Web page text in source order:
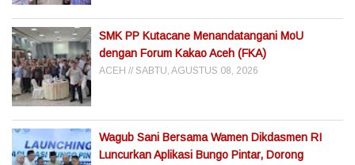
SMK PP Kutacane Menandatangani MoU
dengan Forum Kakao Aceh (FKA)
ACEH SABTU, AGUSTUS 08, 2026
Wagub Sani Bersama Wamen Dikdasmen RI
Luncurkan Aplikasi Bungo Pintar, Dorong